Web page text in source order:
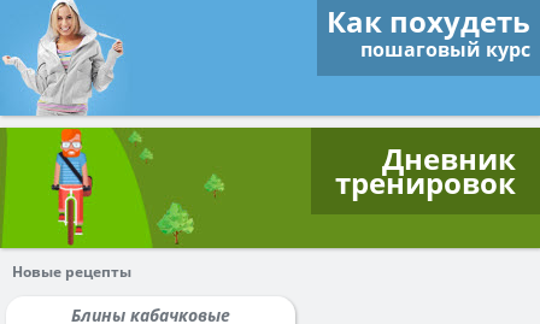
Как похудеть
пошаговый курс
Дневник
тренировок
Новые рецепты
Блины кабачковые